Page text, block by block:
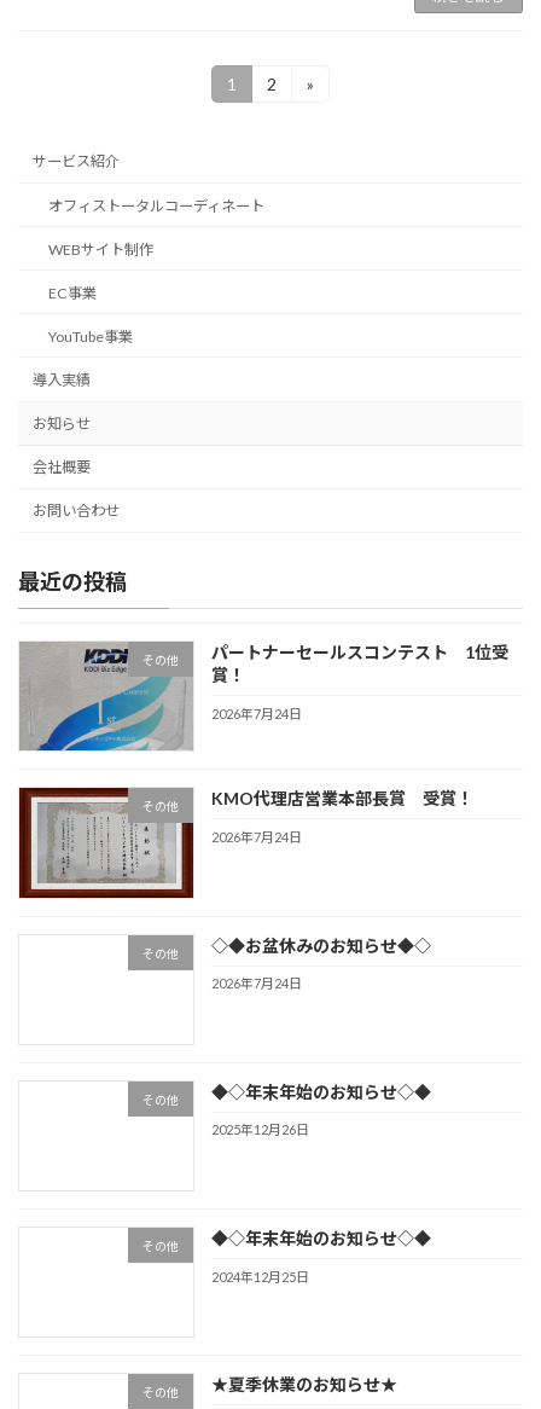
の
り
固
定
1
固
2 »
サービス紹介
オフィストータルコーディネート
WEBサイト制作
EC事業
YouTube事業
導入実績
お知らせ
会社概要
お問い合わせ
最近の投稿
その他
パートナーセールスコンテスト 1位受
賞！
2026年7月24日
その他 KMO代理店営業本部長賞 受賞！
2026年7月24日
その他 ◇◆お盆休みのお知らせ◆◇
2026年7月24日
その他 ◆◇年末年始のお知らせ◇◆
2025年12月26日
その他 ◆◇年末年始のお知らせ◇◆
2024年12月25日
その他 ★夏季休業のお知らせ★